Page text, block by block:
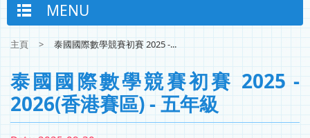
MENU
主頁 > 泰國國際數學競賽初賽 2025 -...
泰國國際數學競賽初賽 2025 -
2026(香港賽區) - 五年級